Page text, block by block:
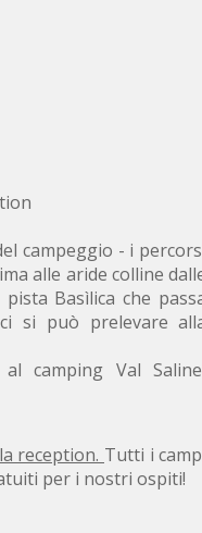
campeggio - i
alle aride colline
Basìlica che
si può prelevare
camping Val
reception. Tutti i
per i nostri ospiti!